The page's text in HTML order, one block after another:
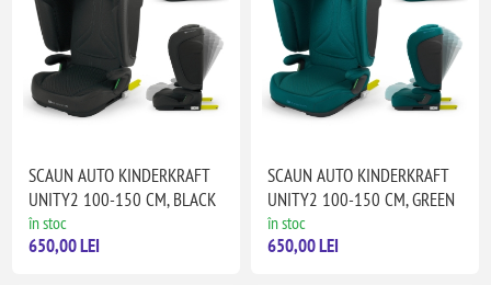
SCAUN AUTO KINDERKRAFT
UNITY2 100-150 CM, BLACK
în stoc
650,00 LEI
SCAUN AUTO KINDERKRAFT
UNITY2 100-150 CM, GREEN
în stoc
650,00 LEI